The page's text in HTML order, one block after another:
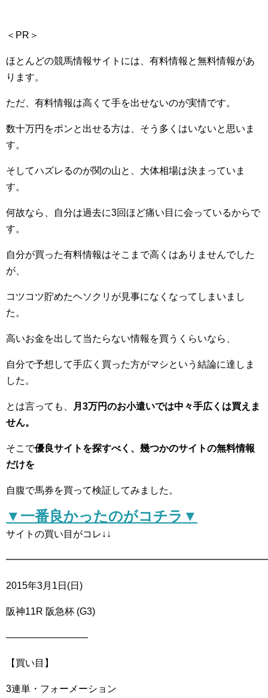
＜PR＞
ほとんどの競馬情報サイトには、有料情報と無料情報があ
ります。
ただ、有料情報は高くて手を出せないのが実情です。
数十万円をポンと出せる方は、そう多くはいないと思いま
す。
そしてハズレるのが関の山と、大体相場は決まっていま
す。
何故なら、自分は過去に3回ほど痛い目に会っているからで
す。
自分が買った有料情報はそこまで高くはありませんでした
が、
コツコツ貯めたヘソクリが見事になくなってしまいまし
た。
高いお金を出して当たらない情報を買うくらいなら、
自分で予想して手広く買った方がマシという結論に達しま
した。
とは言っても、
月3万円のお小遣いでは中々手広くは買えま
せん。
そこで優良サイトを探すべく、幾つかのサイトの無料情報
だけを
自腹で馬券を買って検証してみました。
▼一番良かったのがコチラ▼
サイトの買い目がコレ↓↓
2015年3月1日(日)
阪神11R 阪急杯 (G3)
————————–
【買い目】
3連単・フォーメーション